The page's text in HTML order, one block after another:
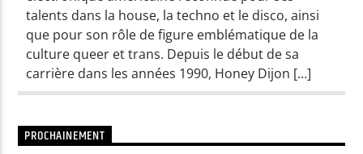
talents dans la house, la techno et le disco, ainsi
que pour son rôle de figure emblématique de la
culture queer et trans. Depuis le début de sa
carrière dans les années 1990, Honey Dijon […]
PROCHAINEMENT